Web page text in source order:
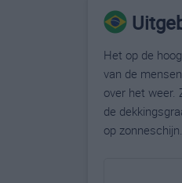
Het op de
van de
over het weer.
de
op